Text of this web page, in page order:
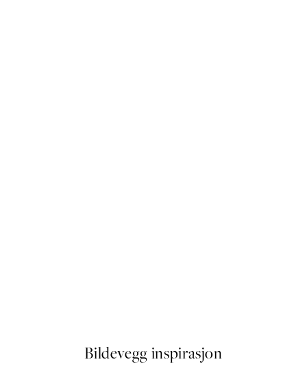
Bildevegg inspirasjon